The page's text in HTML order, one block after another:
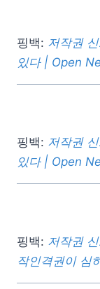
핑백: 저작권
있다 | Open
핑백: 저작권
있다 | Open
핑백: 저작권
작인격권이 심